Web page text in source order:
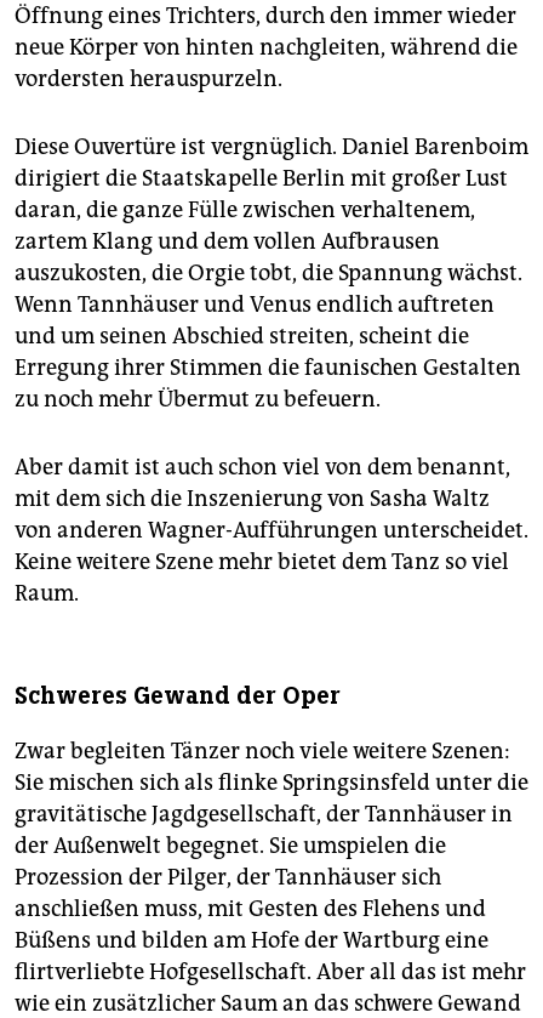
Öffnung eines Trichters, durch den immer wieder
neue Körper von hinten nachgleiten, während die
vordersten herauspurzeln.
Diese Ouvertüre ist vergnüglich. Daniel Barenboim
dirigiert die Staatskapelle Berlin mit großer Lust
daran, die ganze Fülle zwischen verhaltenem,
zartem Klang und dem vollen Aufbrausen
auszukosten, die Orgie tobt, die Spannung wächst.
Wenn Tannhäuser und Venus endlich auftreten
und um seinen Abschied streiten, scheint die
Erregung ihrer Stimmen die faunischen Gestalten
zu noch mehr Übermut zu befeuern.
Aber damit ist auch schon viel von dem benannt,
mit dem sich die Inszenierung von Sasha Waltz
von anderen Wagner-Aufführungen unterscheidet.
Keine weitere Szene mehr bietet dem Tanz so viel
Raum.
Schweres Gewand der Oper
Zwar begleiten Tänzer noch viele weitere Szenen:
Sie mischen sich als flinke Springsinsfeld unter die
gravitätische Jagdgesellschaft, der Tannhäuser in
der Außenwelt begegnet. Sie umspielen die
Prozession der Pilger, der Tannhäuser sich
anschließen muss, mit Gesten des Flehens und
Büßens und bilden am Hofe der Wartburg eine
flirtverliebte Hofgesellschaft. Aber all das ist mehr
wie ein zusätzlicher Saum an das schwere Gewand